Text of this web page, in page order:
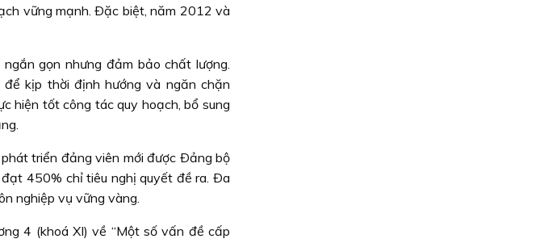
vững mạnh. Ðặc biệt, năm 2012 và
gọn nhưng đảm bảo chất lượng.
kịp thời định hướng và ngăn chặn
hiện tốt công tác quy hoạch, bổ sung
triển đảng viên mới được Ðảng bộ
450% chỉ tiêu nghị quyết đề ra. Ða
nghiệp vụ vững vàng.
4 (khoá XI) về “Một số vấn đề cấp